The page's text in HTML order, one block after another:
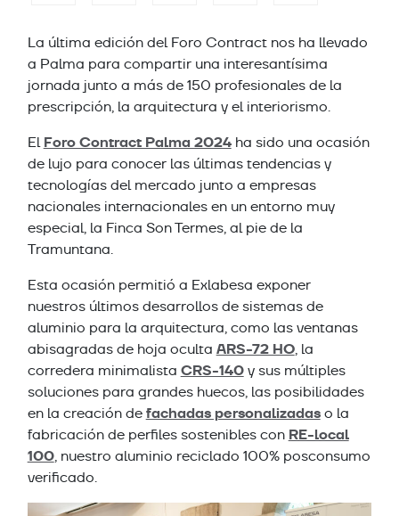
La última edición del Foro Contract nos ha llevado
a Palma para compartir una interesantísima
jornada junto a más de 150 profesionales de la
prescripción, la arquitectura y el interiorismo.
ElForo Contract Palma 2024ha sido una ocasión
de lujo para conocer las últimas tendencias y
tecnologías del mercado junto a empresas
nacionales internacionales en un entorno muy
especial, la Finca Son Termes, al pie de la
Tramuntana.
Esta ocasión permitió a Exlabesa exponer
nuestros últimos desarrollos de sistemas de
aluminio para la arquitectura, como las ventanas
abisagradas de hoja oculta ARS-72 HO, la
corredera minimalista CRS-140y sus múltiples
soluciones para grandes huecos, las posibilidades
en la creación defachadas personalizadaso la
fabricación de perfiles sostenibles con RE-local
100, nuestro aluminio reciclado 100% posconsumo
verificado.